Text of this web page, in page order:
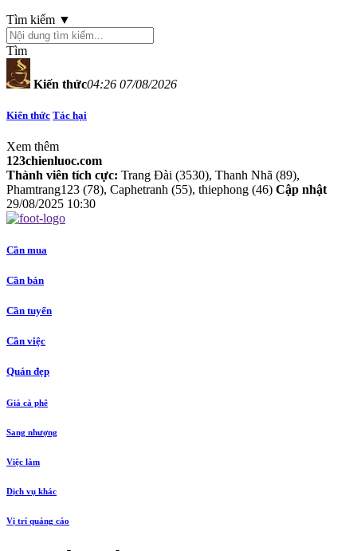
Tìm kiếm ▼
Tìm
Kiến thức04:26 07/08/2026
Kiến thức Tác hại
Xem thêm
123chienluoc.com
Thành viên tích cực: Trang Đài (3530), Thanh Nhã (89),
Phamtrang123 (78), Caphetranh (55), thiephong (46) Cập nhật
29/08/2025 10:30
Cần mua
Cần bán
Cần tuyển
Cần việc
Quán đẹp
Giá cà phê
Sang nhượng
Việc làm
Dịch vụ khác
Vị trí quảng cáo